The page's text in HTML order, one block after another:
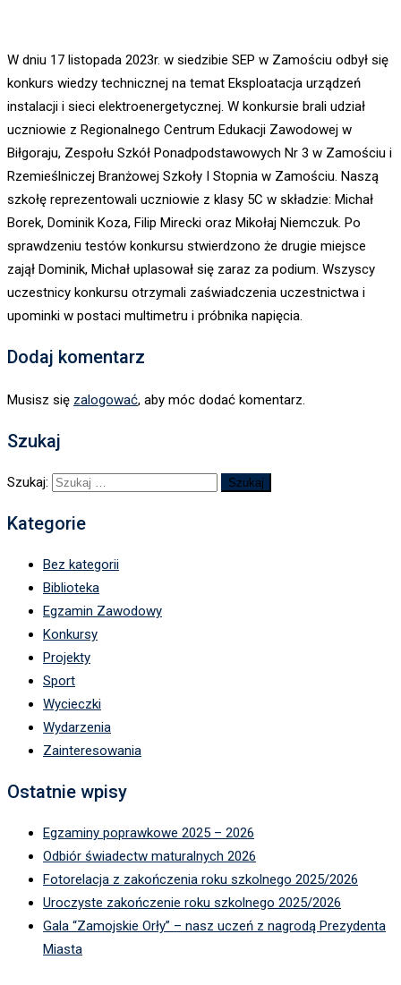
W dniu 17 listopada 2023r. w siedzibie SEP w Zamościu odbył się
konkurs wiedzy technicznej na temat Eksploatacja urządzeń
instalacji i sieci elektroenergetycznej. W konkursie brali udział
uczniowie z Regionalnego Centrum Edukacji Zawodowej w
Biłgoraju, Zespołu Szkół Ponadpodstawowych Nr 3 w Zamościu i
Rzemieślniczej Branżowej Szkoły I Stopnia w Zamościu. Naszą
szkołę reprezentowali uczniowie z klasy 5C w składzie: Michał
Borek, Dominik Koza, Filip Mirecki oraz Mikołaj Niemczuk. Po
sprawdzeniu testów konkursu stwierdzono że drugie miejsce
zajął Dominik, Michał uplasował się zaraz za podium. Wszyscy
uczestnicy konkursu otrzymali zaświadczenia uczestnictwa i
upominki w postaci multimetru i próbnika napięcia.
Dodaj komentarz
Musisz się zalogować, aby móc dodać komentarz.
Szukaj
Szukaj:
Kategorie
Bez kategorii
Biblioteka
Egzamin Zawodowy
Konkursy
Projekty
Sport
Wycieczki
Wydarzenia
Zainteresowania
Ostatnie wpisy
Egzaminy poprawkowe 2025 – 2026
Odbiór świadectw maturalnych 2026
Fotorelacja z zakończenia roku szkolnego 2025/2026
Uroczyste zakończenie roku szkolnego 2025/2026
Gala “Zamojskie Orły” – nasz uczeń z nagrodą Prezydenta
Miasta